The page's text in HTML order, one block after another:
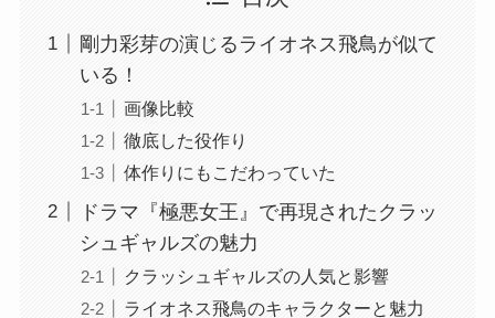
剛力彩芽の演じるライオネス飛鳥が似て
いる！
画像比較
徹底した役作り
体作りにもこだわっていた
ドラマ『極悪女王』で再現されたクラッ
シュギャルズの魅力
クラッシュギャルズの人気と影響
ライオネス飛鳥のキャラクターと魅力